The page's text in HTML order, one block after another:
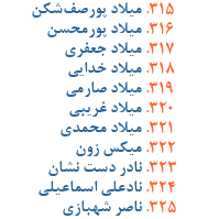
میلاد پورصف‌شکن
میلاد پورمحسن
میلاد جعفری
میلاد خدایی
میلاد صارمی
میلاد غریبی
میلاد محمدی
میکس زون
نادر دست نشان
نادعلی اسماعیلی
ناصر شهبازی